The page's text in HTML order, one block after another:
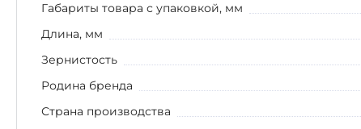
Габариты товара с упаковкой, мм
Длина, мм
Зернистость
Родина бренда
Страна производства